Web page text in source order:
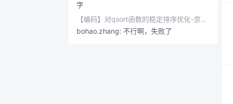
字
【编码】对qsort函数的稳定排序优化-京东实习笔试编程题（一）-2016.04.08
bohao.zhang: 不行啊，失败了